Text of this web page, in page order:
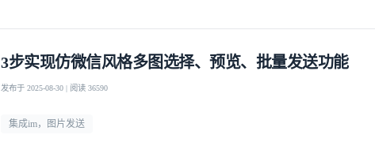
3步实现仿微信风格多图选择、预览、批量发送功能
发布于 2025-08-30 | 阅读 36590
集成im，图片发送